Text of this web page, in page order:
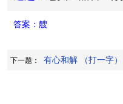
答案：艘
下一题： 有心和解 （打一字）